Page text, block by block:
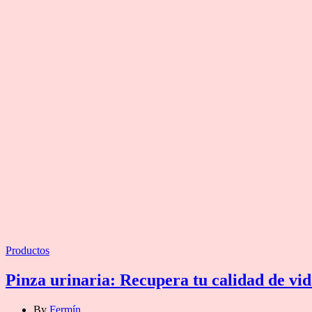
Categories
Productos
Pinza urinaria: Recupera tu calidad de